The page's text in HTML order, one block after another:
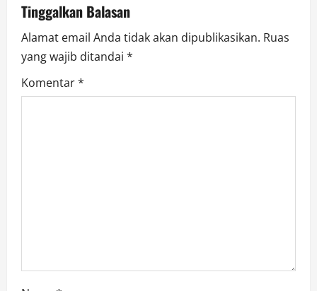
v
i
g
a
Tinggalkan Balasan
Alamat email Anda tidak akan dipublikasikan. Ruas
yang wajib ditandai *
Komentar*